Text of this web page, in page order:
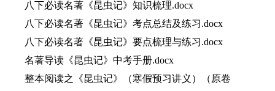
八下必读名著《昆虫记》知识梳理.docx
八下必读名著《昆虫记》考点总结及练习.docx
八下必读名著《昆虫记》要点梳理与练习.docx
名著导读《昆虫记》中考手册.docx
整本阅读之《昆虫记》（寒假预习讲义）（原卷